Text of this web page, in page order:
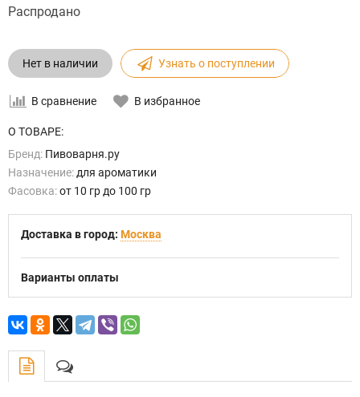
Распродано
Нет в наличии Узнать о поступлении
В сравнение В избранное
О ТОВАРЕ:
Бренд: Пивоварня.ру
Назначение: для ароматики
Фасовка:от 10 гр до 100 гр
Доставка в город: Москва
Варианты оплаты